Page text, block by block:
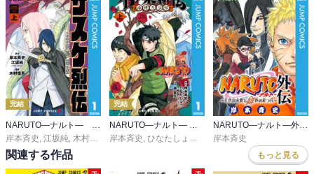
完結
岸本斉史 江坂純 木村慎吾
完結
岸本斉史 ひなたしょう 斎夏生
岸本斉史
関連する作品 もっと見る